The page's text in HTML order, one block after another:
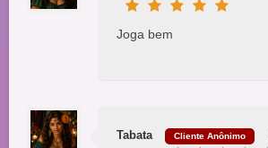
Joga bem
Tabata Cliente Anônimo